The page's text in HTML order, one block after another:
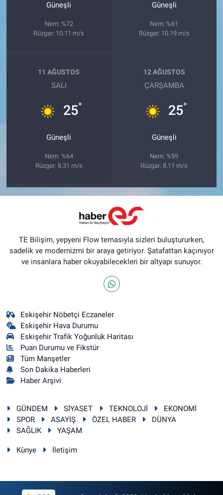
Güneşli
Nem: %72
Rüzgar: 10.11 m/s
Güneşli
Nem: %61
Rüzgar: 10.19 m/s
11 AĞUSTOS
SALI
25°
Güneşli
Nem: %64
Rüzgar: 8.31 m/s
12 AĞUSTOS
ÇARŞAMBA
25°
Güneşli
Nem: %59
Rüzgar: 8.11 m/s
TE Bilişim, yepyeni Flow temasıyla sizleri buluştururken,
sadelik ve modernizmi bir araya getiriyor. Şatafattan kaçınıyor
ve insanlara haber okuyabilecekleri bir altyapı sunuyor.
Eskişehir Nöbetçi Eczaneler
Eskişehir Hava Durumu
Eskişehir Trafik Yoğunluk Haritası
Puan Durumu ve Fikstür
Tüm Manşetler
Son Dakika Haberleri
Haber Arşivi
GÜNDEM SİYASET TEKNOLOJİ
EKONOMİ
SPOR
ASAYİŞ ÖZEL HABER
DÜNYA
SAĞLIK
YAŞAM
Künye İletişim